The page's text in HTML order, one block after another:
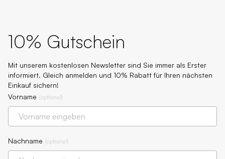
10% Gutschein
Mit unserem kostenlosen Newsletter sind Sie immer als Erster
informiert. Gleich anmelden und 10% Rabatt für Ihren nächsten
Einkauf sichern!
Vorname (optional)
Nachname (optional)